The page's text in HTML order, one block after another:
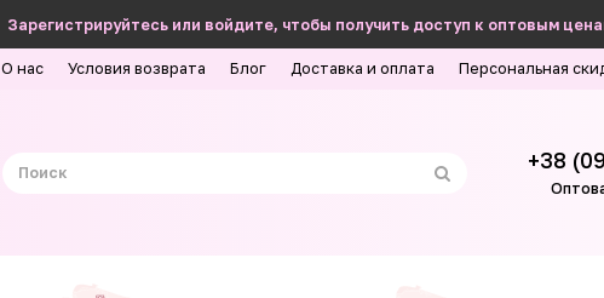
Зарегистрируйтесь или войдите, чтобы получить доступ к оптовым
О нас Условия возврата Блог Доставка и оплата Персональная
+38